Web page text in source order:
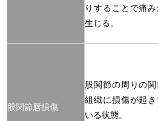
りすることで痛
生じる。
股関節唇損傷
股関節の周りの関
組織に損傷が起き
いる状態。